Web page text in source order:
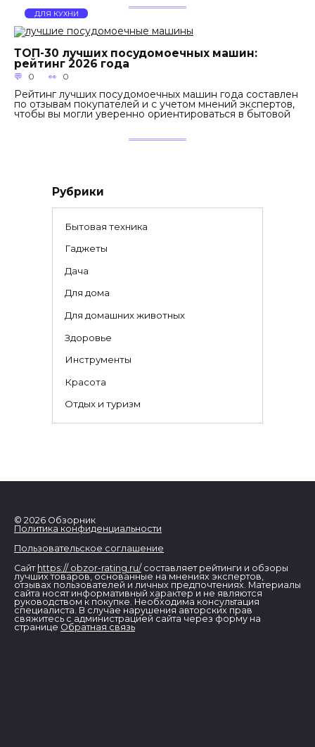
ДЛЯ КУХНИ
ТОП-30 лучших посудомоечных машин:
рейтинг 2026 года
0 0
Рейтинг лучших посудомоечных машин года составлен
по отзывам покупателей и с учетом мнений экспертов,
чтобы вы могли уверенно ориентироваться в бытовой
Рубрики
Бытовая техника
Гаджеты
Дача
Для дома
Для домашних животных
Здоровье
Инструменты
Красота
Отдых и туризм
© 2026 Обзорник
Политика конфиденциальности
Пользовательское соглашение
Сайт https:// obzor-rating.ru/ составляет рейтинги и обзоры
лучших товаров, основанные на мнениях экспертов,
отзывах пользователей и личных предпочтениях. Материалы
сайта носят информативный характер и не являются
руководством к покупке. Необходима консультация
специалиста. В случае нарушения авторских прав
свяжитесь с администрацией сайта через форму на
странице Обратная связь